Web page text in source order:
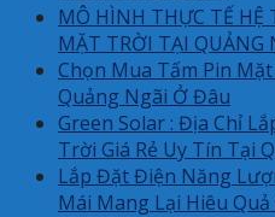
MÔ HÌNH THỰC TẾ HỆ
MẶT TRỜI TẠI QUẢNG
Chọn Mua Tấm Pin
Quảng Ngãi Ở Đâu
Green Solar : Địa Chỉ
Trời Giá Rẻ Uy Tín Tại
Lắp Đặt Điện Năng
Mái Mang Lại Hiêu Quả